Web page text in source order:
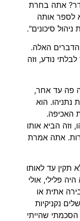
אתה בחרת
לספר אותה
האלה.
נודע, וזה
פה עד אחר,
הוא
האכיפה.
וזה הביא אותו
אתה אמרת
תקין עד לאותו
פלילי, אולי
אתית או
נקניקיות
הסכמתי שהייתי